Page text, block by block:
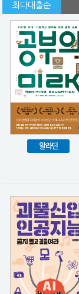
최다대출순
알라딘